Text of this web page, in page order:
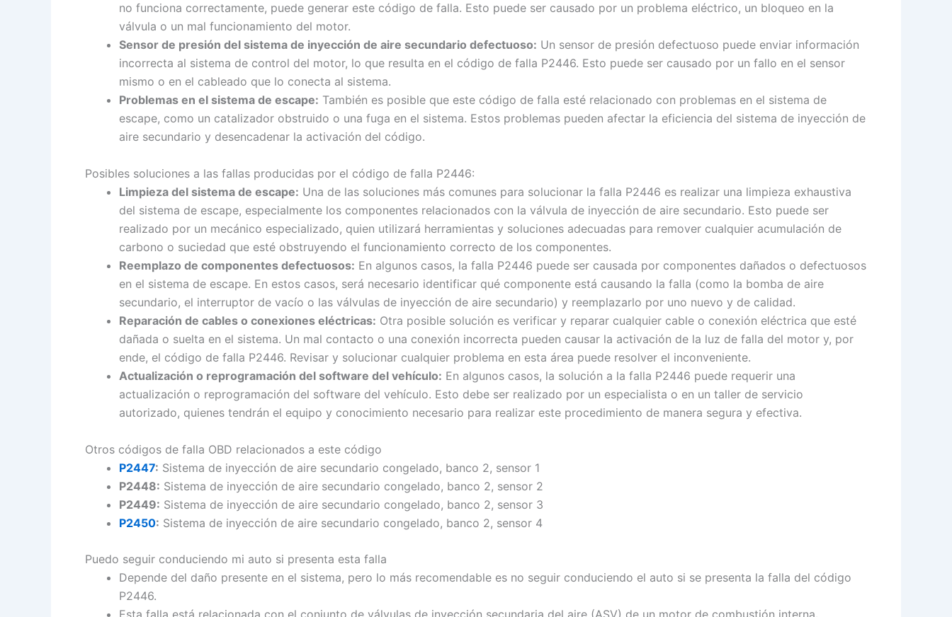
no funciona correctamente, puede generar este código de falla. Esto puede ser causado por un problema eléctrico, un bloqueo en la
válvula o un mal funcionamiento del motor.
Sensor de presión del sistema de inyección de aire secundario defectuoso: Un sensor de presión defectuoso puede enviar información
incorrecta al sistema de control del motor, lo que resulta en el código de falla P2446. Esto puede ser causado por un fallo en el sensor
mismo o en el cableado que lo conecta al sistema.
Problemas en el sistema de escape: También es posible que este código de falla esté relacionado con problemas en el sistema de
escape, como un catalizador obstruido o una fuga en el sistema. Estos problemas pueden afectar la eficiencia del sistema de inyección de
aire secundario y desencadenar la activación del código.
Posibles soluciones a las fallas producidas por el código de falla P2446:
Limpieza del sistema de escape: Una de las soluciones más comunes para solucionar la falla P2446 es realizar una limpieza exhaustiva
del sistema de escape, especialmente los componentes relacionados con la válvula de inyección de aire secundario. Esto puede ser
realizado por un mecánico especializado, quien utilizará herramientas y soluciones adecuadas para remover cualquier acumulación de
carbono o suciedad que esté obstruyendo el funcionamiento correcto de los componentes.
Reemplazo de componentes defectuosos: En algunos casos, la falla P2446 puede ser causada por componentes dañados o defectuosos
en el sistema de escape. En estos casos, será necesario identificar qué componente está causando la falla (como la bomba de aire
secundario, el interruptor de vacío o las válvulas de inyección de aire secundario) y reemplazarlo por uno nuevo y de calidad.
Reparación de cables o conexiones eléctricas: Otra posible solución es verificar y reparar cualquier cable o conexión eléctrica que esté
dañada o suelta en el sistema. Un mal contacto o una conexión incorrecta pueden causar la activación de la luz de falla del motor y, por
ende, el código de falla P2446. Revisar y solucionar cualquier problema en esta área puede resolver el inconveniente.
Actualización o reprogramación del software del vehículo: En algunos casos, la solución a la falla P2446 puede requerir una
actualización o reprogramación del software del vehículo. Esto debe ser realizado por un especialista o en un taller de servicio
autorizado, quienes tendrán el equipo y conocimiento necesario para realizar este procedimiento de manera segura y efectiva.
Otros códigos de falla OBD relacionados a este código
P2447: Sistema de inyección de aire secundario congelado, banco 2, sensor 1
P2448: Sistema de inyección de aire secundario congelado, banco 2, sensor 2
P2449: Sistema de inyección de aire secundario congelado, banco 2, sensor 3
P2450: Sistema de inyección de aire secundario congelado, banco 2, sensor 4
Puedo seguir conduciendo mi auto si presenta esta falla
Depende del daño presente en el sistema, pero lo más recomendable es no seguir conduciendo el auto si se presenta la falla del código
P2446.